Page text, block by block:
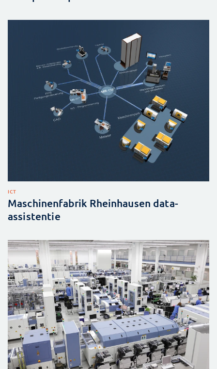
ICT
Maschinenfabrik Rheinhausen data-
assistentie